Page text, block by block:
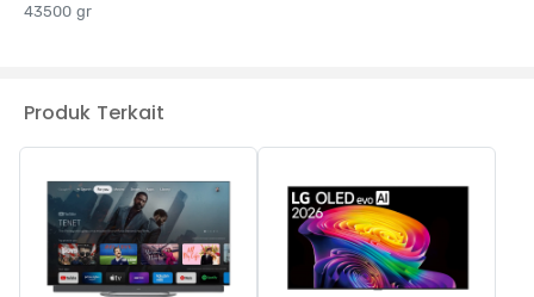
43500 gr
Produk Terkait